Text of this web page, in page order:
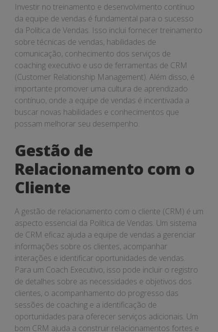
Investir no treinamento e desenvolvimento contínuo
da equipe de vendas é fundamental para o sucesso
da Política de Vendas. Isso inclui fornecer treinamento
sobre técnicas de vendas, habilidades de
comunicação, conhecimento dos serviços de
coaching executivo e uso de ferramentas de CRM
(Customer Relationship Management). Além disso, é
importante promover uma cultura de aprendizado
contínuo, onde a equipe de vendas é incentivada a
buscar novas habilidades e conhecimentos que
possam melhorar seu desempenho.
Gestão de
Relacionamento com o
Cliente
A gestão de relacionamento com o cliente (CRM) é um
aspecto essencial da Política de Vendas. Um sistema
de CRM eficaz ajuda a equipe de vendas a gerenciar
informações sobre os clientes, acompanhar
interações e identificar oportunidades de vendas.
Para um Coach Executivo, isso pode incluir o registro
de detalhes sobre as necessidades e objetivos dos
clientes, o acompanhamento do progresso das
sessões de coaching e a identificação de
oportunidades para oferecer serviços adicionais. Um
bom CRM ajuda a construir relacionamentos fortes e